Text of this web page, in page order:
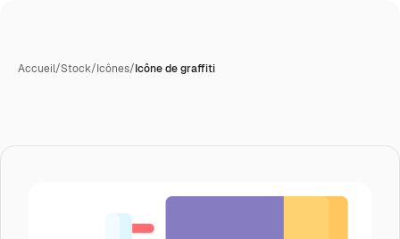
Accueil/Stock/Icônes/Icône de graffiti